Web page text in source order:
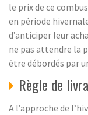
le prix de ce
en période
d’anticiper leur
ne pas attendre la
être débordés par
Règle de
A l’approche de